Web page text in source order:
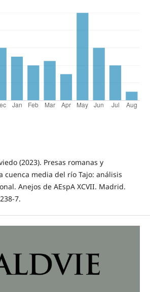
(2023). Presas romanas y
cuenca media del río Tajo: análisis
Anejos de AEspA XCVII. Madrid.
7.